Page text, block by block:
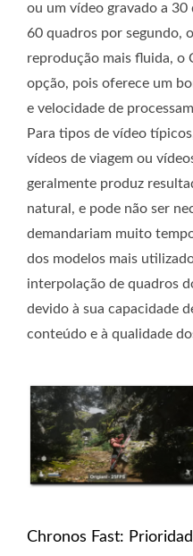
ou um vídeo gravado a
60 quadros por segundo,
reprodução mais fluida, o
opção, pois oferece um
e velocidade de
Para tipos de vídeo
vídeos de viagem ou
geralmente produz
natural, e pode não ser
demandariam muito
dos modelos mais
interpolação de quadros
devido à sua capacidade
conteúdo e à qualidade
Chronos Fast: